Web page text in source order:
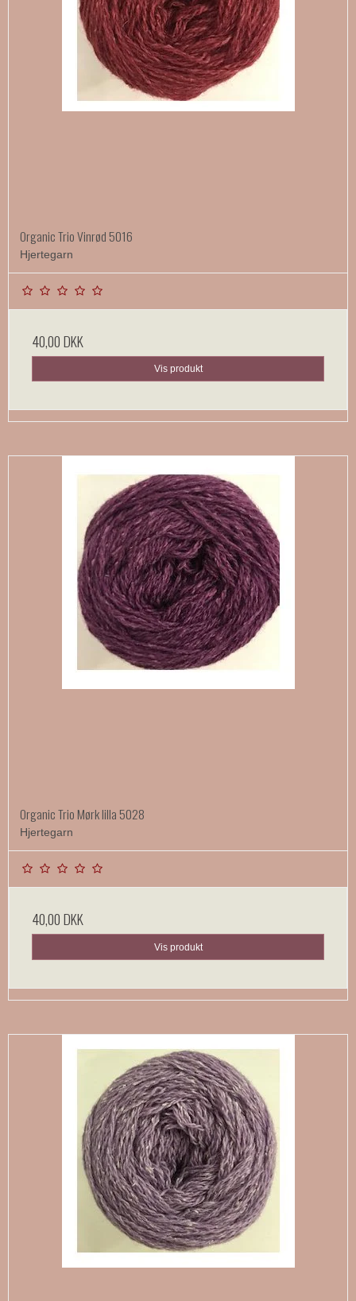
Organic Trio Vinrød 5016
Hjertegarn
40,00 DKK
Vis produkt
Organic Trio Mørk lilla 5028
Hjertegarn
40,00 DKK
Vis produkt